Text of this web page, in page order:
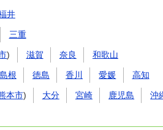
井
三重
) 滋賀 奈良 和歌山
島根 徳島 香川 愛媛 高知
本市) 大分 宮崎 鹿児島 沖